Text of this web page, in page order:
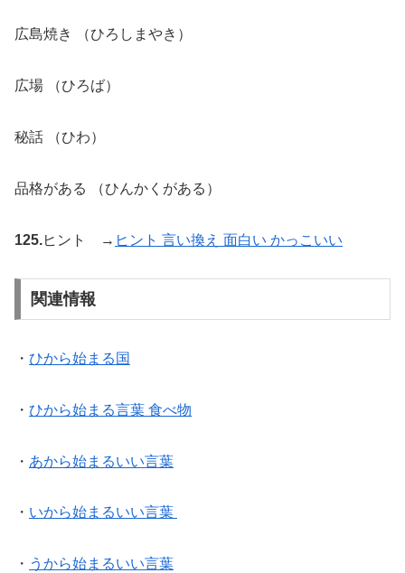
広島焼き （ひろしまやき）
広場 （ひろば）
秘話 （ひわ）
品格がある （ひんかくがある）
125.ヒント → ヒント 言い換え 面白い かっこいい
関連情報
・ ひから始まる国
・ ひから始まる言葉 食べ物
・ あから始まるいい言葉
・ いから始まるいい言葉
・ うから始まるいい言葉